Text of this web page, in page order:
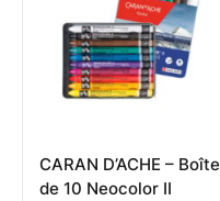
CARAN D’ACHE – Boîte
de 10 Neocolor II